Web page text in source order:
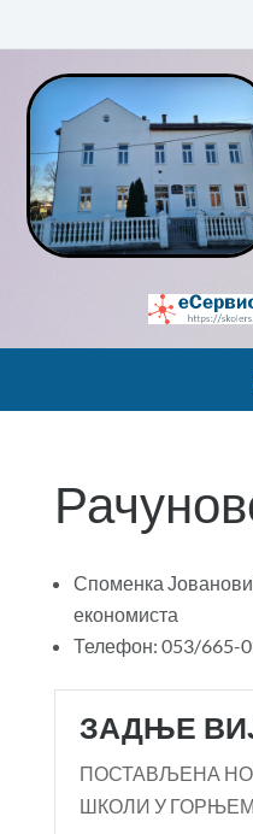
Споменка
економиста
Телефон: 053/665-
ЗАДЊЕ
ПОСТАВЉЕНА
ШКОЛИ У